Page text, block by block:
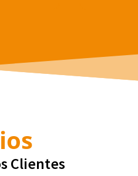
Clientes